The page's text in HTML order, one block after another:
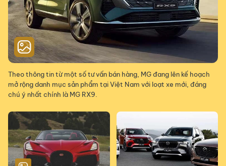
Theo thông tin từ một số tư vấn bán hàng, MG đang lên kế hoạch
mở rộng danh mục sản phẩm tại Việt Nam với loạt xe mới, đáng
chú ý nhất chính là MG RX9.